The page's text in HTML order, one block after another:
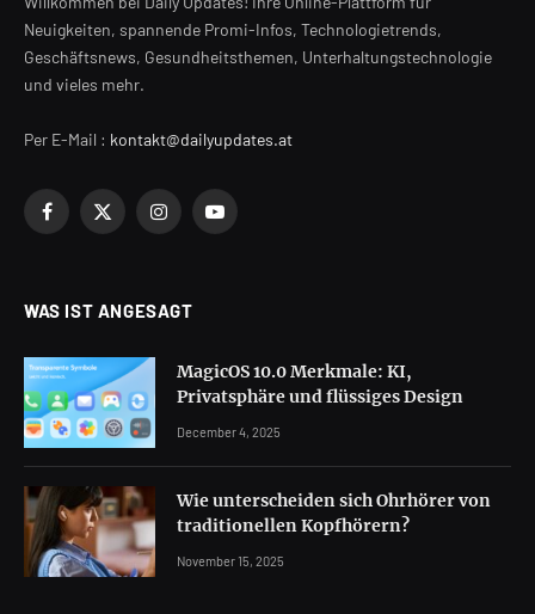
Neuigkeiten, spannende Promi-Infos, Technologietrends,
Geschäftsnews, Gesundheitsthemen, Unterhaltungstechnologie
und vieles mehr.
Per E-Mail : kontakt@dailyupdates.at
Facebook
X
InstagramYouTube
WAS IST ANGESAGT
MagicOS 10.0 Merkmale: KI,
Privatsphäre und flüssiges Design
December 4, 2025
Wie unterscheiden sich Ohrhörer von
traditionellen Kopfhörern?
November 15, 2025